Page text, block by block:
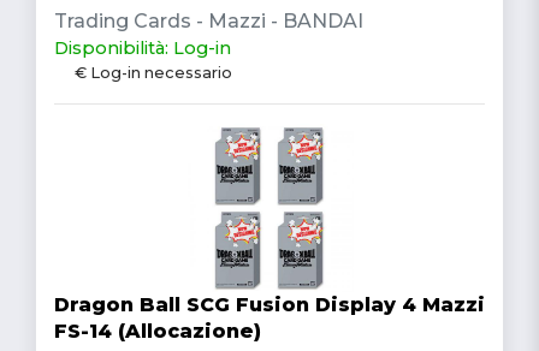
Trading Cards - Mazzi - BANDAI
Disponibilità: Log-in
€ Log-in necessario
Dragon Ball SCG Fusion Display 4 Mazzi
FS-14 (Allocazione)